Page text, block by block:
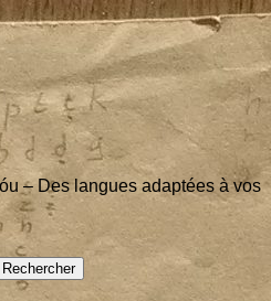
– Des langues adaptées à vos